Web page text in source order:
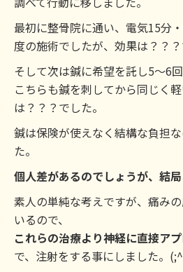
最初に整骨院に通い、電気15分
度の施術でしたが、効果は？？？
そして次は鍼に希望を託し5～6
こちらも鍼を刺してから同じく
は？？？でした。
鍼は保険が使えなく結構な負担
た。
個人差があるのでしょうが、結
素人の単純な考えですが、痛み
いるので、
これらの治療より神経に直接ア
で、注射をする事にしました。